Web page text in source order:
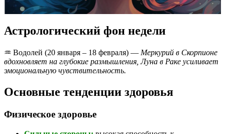
Астрологический фон недели
♒ Водолей (20 января – 18 февраля) — Меркурий в Скорпионе
вдохновляет на глубокие размышления, Луна в Раке усиливает
эмоциональную чувствительность.
Основные тенденции здоровья
Физическое здоровье